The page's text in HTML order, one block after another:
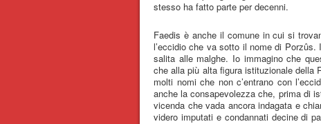
stesso ha fatto parte per decenni.
Faedis è anche il comune in cui si
l’eccidio che va sotto il nome di
salita alle malghe. Io immagino che
che alla più alta figura istituzionale della
molti nomi che non c’entrano con
anche la consapevolezza che, prima di
vicenda che vada ancora indagata e
videro imputati e condannati decine di